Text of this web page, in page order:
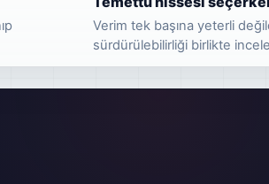
Verim tek başına yeterli
sürdürülebilirliği birlikte